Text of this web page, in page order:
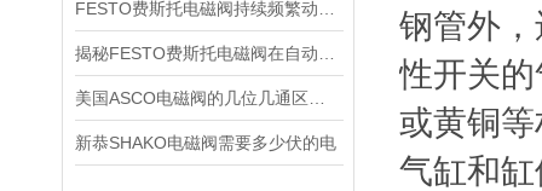
新恭SHAKO电磁阀需要多少伏的电
钢管外
性开关
或黄铜
气缸和